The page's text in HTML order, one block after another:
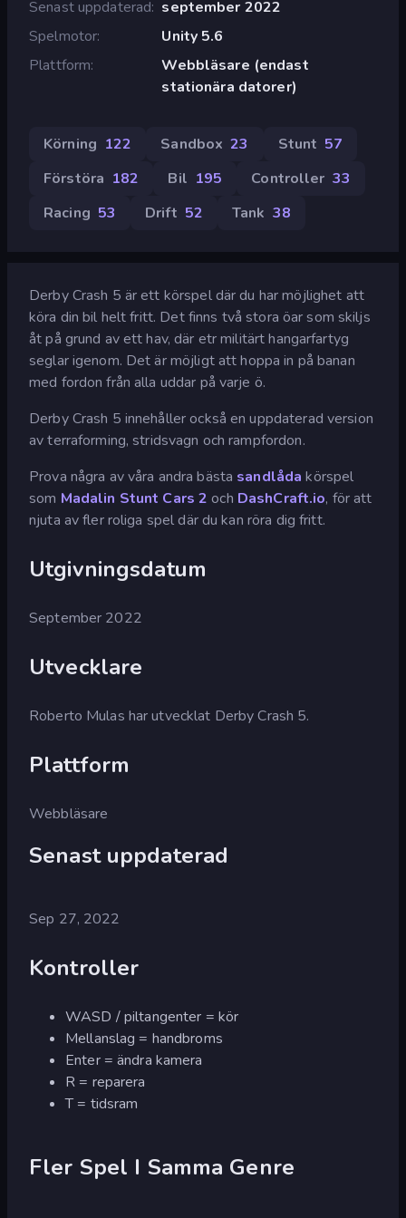
Senast uppdaterad september 2022
Spelmotor
Unity 5.6
Plattform
Webbläsare (endast
stationära datorer)
Körning 122 Sandbox 23 Stunt 57
Förstöra 182 Bil 195 Controller 33
Racing 53 Drift 52 Tank 38
Derby Crash 5 är ett körspel där du har möjlighet att
köra din bil helt fritt. Det finns två stora öar som skiljs
åt på grund av ett hav, där etr militärt hangarfartyg
seglar igenom. Det är möjligt att hoppa in på banan
med fordon från alla uddar på varje ö.
Derby Crash 5 innehåller också en uppdaterad version
av terraforming, stridsvagn och rampfordon.
Prova några av våra andra bästa sandlåda körspel
som Madalin Stunt Cars 2 och DashCraft.io, för att
njuta av fler roliga spel där du kan röra dig fritt.
Utgivningsdatum
September 2022
Utvecklare
Roberto Mulas har utvecklat Derby Crash 5.
Plattform
Webbläsare
Senast uppdaterad
Sep 27, 2022
Kontroller
WASD / piltangenter = kör
Mellanslag = handbroms
Enter = ändra kamera
R = reparera
T = tidsram
Fler Spel I Samma Genre